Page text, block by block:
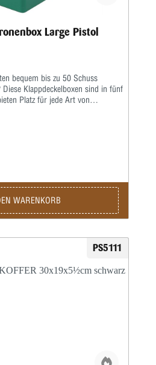
Large Pistol
bequem bis zu 50 Schuss
Klappdeckelboxen sind in fünf
Platz für jede Art von
von 25 Jahren. Die
Box sind in den Boden jeder Box
WARENKORB
PS5111